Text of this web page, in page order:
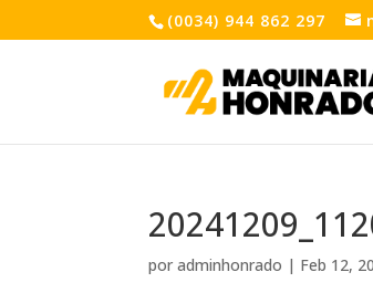
(0034) 944 862 297
poradminhonrado | Feb 12,